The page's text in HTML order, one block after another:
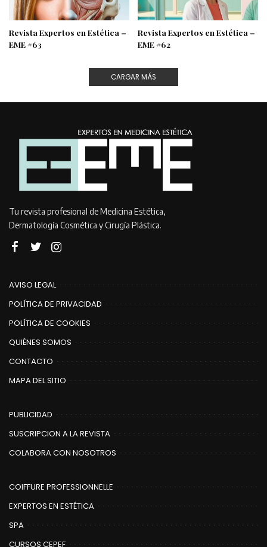
Revista Expertos en Estética –
EME #63
Revista Expertos en Estética –
EME #62
CARGAR MÁS
Tu revista profesional de Medicina Estética,
Dermatología Cosmética y Cirugía Plástica.
AVISO LEGAL
POLÍTICA DE PRIVACIDAD
POLÍTICA DE COOKIES
QUIÉNES SOMOS
CONTACTO
MAPA DEL SITIO
PUBLICIDAD
SUSCRIPCION A LA REVISTA
COLABORA CON NOSOTROS
COIFFURE PROFESSIONNELLE
EXPERTOS EN ESTÉTICA
SPA
CURSOS CEPEF